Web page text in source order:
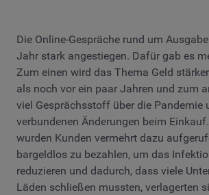
Die Online-Gespräche rund um
Jahr stark angestiegen. Dafür gab es
Zum einen wird das Thema Geld
als noch vor ein paar Jahren und zum
viel Gesprächsstoff über die Pandemie
verbundenen Änderungen beim
wurden Kunden vermehrt dazu
bargeldlos zu bezahlen, um das
reduzieren und dadurch, dass viele
Läden schließen mussten, verlagerten